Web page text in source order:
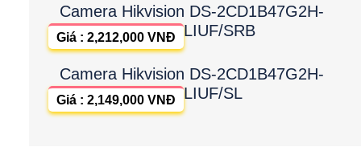
Camera Hikvision DS-2CD1B47G2H-
LIUF/SRB
Giá : 2,212,000 VNĐ
Camera Hikvision DS-2CD1B47G2H-
LIUF/SL
Giá : 2,149,000 VNĐ